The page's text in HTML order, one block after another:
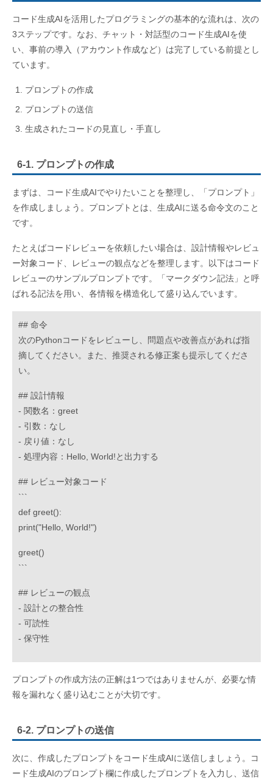
コード生成AIを活用したプログラミングの基本的な流れは、次の
3ステップです。なお、チャット・対話型のコード生成AIを使
い、事前の導入（アカウント作成など）は完了している前提とし
ています。
プロンプトの作成
プロンプトの送信
生成されたコードの見直し・手直し
6-1. プロンプトの作成
まずは、コード生成AIでやりたいことを整理し、「プロンプト」
を作成しましょう。プロンプトとは、生成AIに送る命令文のこと
です。
たとえばコードレビューを依頼したい場合は、設計情報やレビュ
ー対象コード、レビューの観点などを整理します。以下はコード
レビューのサンプルプロンプトです。「マークダウン記法」と呼
ばれる記法を用い、各情報を構造化して盛り込んでいます。
## 命令
次のPythonコードをレビューし、問題点や改善点があれば指
摘してください。また、推奨される修正案も提示してくださ
い。
## 設計情報
- 関数名：greet
- 引数：なし
- 戻り値：なし
- 処理内容：Hello, World!と出力する
## レビュー対象コード
```
def greet():
print("Hello, World!")
greet()
```
## レビューの観点
- 設計との整合性
- 可読性
- 保守性
プロンプトの作成方法の正解は1つではありませんが、必要な情
報を漏れなく盛り込むことが大切です。
6-2. プロンプトの送信
次に、作成したプロンプトをコード生成AIに送信しましょう。コ
ード生成AIのプロンプト欄に作成したプロンプトを入力し、送信